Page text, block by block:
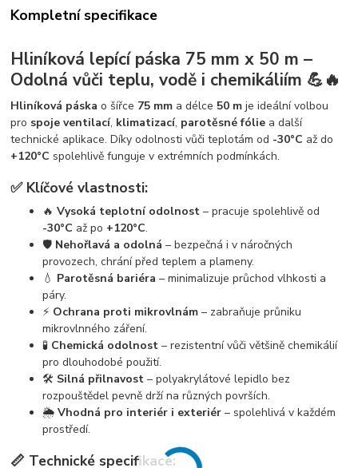
Kompletní specifikace
Hliníková lepící páska 75 mm x 50 m –
Odolná vůči teplu, vodě i chemikáliím 💪🔥
Hliníková páska o šířce 75 mm a délce 50 m je ideální volbou
pro spoje ventilací, klimatizací, parotěsné fólie a další
technické aplikace. Díky odolnosti vůči teplotám od -30°C až do
+120°C spolehlivě funguje v extrémních podmínkách.
✅ Klíčové vlastnosti:
🔥Vysoká teplotní odolnost – pracuje spolehlivě od
-30°C až po +120°C.
🛡️ Nehořlavá a odolná – bezpečná i v náročných
provozech, chrání před teplem a plameny.
💧 Parotěsná bariéra – minimalizuje průchod vlhkosti a
páry.
⚡ Ochrana proti mikrovlnám – zabraňuje průniku
mikrovlnného záření.
🧪 Chemická odolnost – rezistentní vůči většině chemikálií
pro dlouhodobé použití.
🛠️ Silná přilnavost – polyakrylátové lepidlo bez
rozpouštědel pevně drží na různých površích.
🌦️Vhodná pro interiér i exteriér – spolehlivá v každém
prostředí.
📏 Technické specifikace: